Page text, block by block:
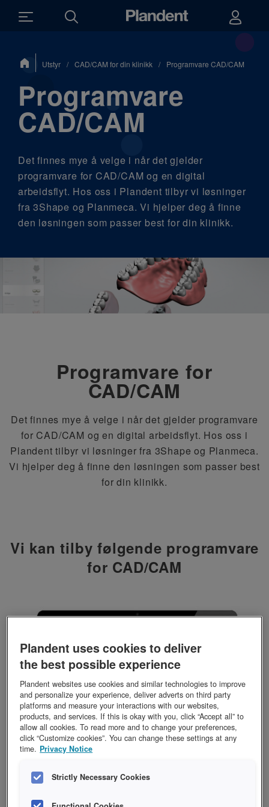
Du
er Utstyr / CAD/CAM for din klinikk / Programvare CAD/CAM
Programvare
CAD/CAM
Det finnes mye å velge i når det gjelder
programvare for CAD/CAM og en digital
arbeidsflyt. Hos oss i Plandent tilbyr vi løsninger
fra 3Shape og Planmeca. Vi hjelper deg å finne
den løsningen som passer best for din klinikk.
Programvare for
CAD/CAM
Det finnes mye å velge i når det gjelder programvare
for CAD/CAM og en digital arbeidsflyt. Hos oss i
Plandent tilbyr vi løsninger fra 3Shape og Planmeca.
Vi hjelper deg å finne den løsningen som passer best
for din klinikk.
Vi kan tilby følgende programvare
for CAD/CAM
3Shape Trios Design Studio
Plandent uses cookies to deliver
the best possible experience
Plandent websites use cookies and similar technologies to improve
and personalize your experience, deliver adverts on third party
platforms and measure your interactions with our websites,
products, and services. If this is okay with you, click “Accept all” to
allow all cookies. To read more and to change your preferences,
click “Customize cookies”. You can change these settings at any
time. Privacy Notice
Strictly Necessary Cookies